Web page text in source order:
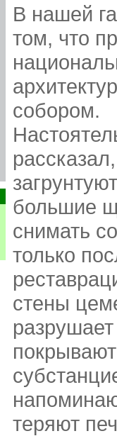
В нашей
том, что
собором.
большие
снимать
только
стены
теряют